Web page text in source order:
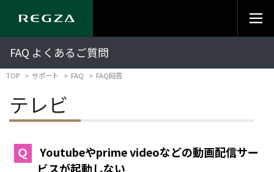
FAQ よくあるご質問
TOP サポート FAQ FAQ回答
テレビ